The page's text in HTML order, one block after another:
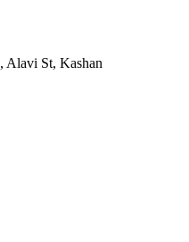
Alavi St, Kashan